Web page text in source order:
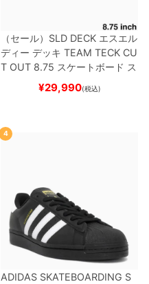
（セール） SLD DECK エスエル
ディー デッキ TEAM TECK CU
T OUT 8.75 スケートボード ス
¥29,990(税込)
4
ADIDAS SKATEBOARDING S